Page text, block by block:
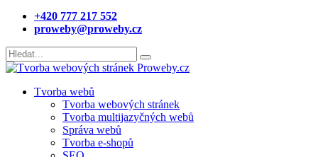
+420 777 217 552
proweby@proweby.cz
Tvorba webů
Tvorba webových stránek
Tvorba multijazyčných webů
Správa webů
Tvorba e-shopů